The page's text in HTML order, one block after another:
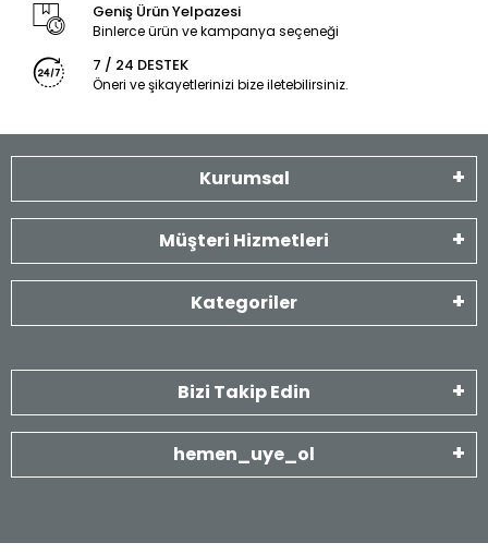
Geniş Ürün Yelpazesi
Binlerce ürün ve kampanya seçeneği
7 / 24 DESTEK
Öneri ve şikayetlerinizi bize iletebilirsiniz.
Kurumsal
Müşteri Hizmetleri
Kategoriler
Bizi Takip Edin
hemen_uye_ol